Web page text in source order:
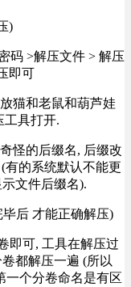
)
码 >解压文件 > 解压
即可
猫和老鼠和葫芦娃
工具打开.
怪的后缀名, 后缀改
有的系统默认不能更
文件后缀名).
后 才能正确解压)
即可, 工具在解压过
都解压一遍 (所以
一个分卷命名是有区